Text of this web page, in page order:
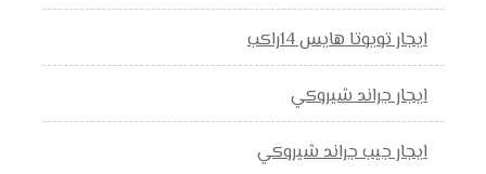
ايجار تويوتا هايس 14راكب
ايجار جراند شيروكي
ايجار جيب جراند شيروكي